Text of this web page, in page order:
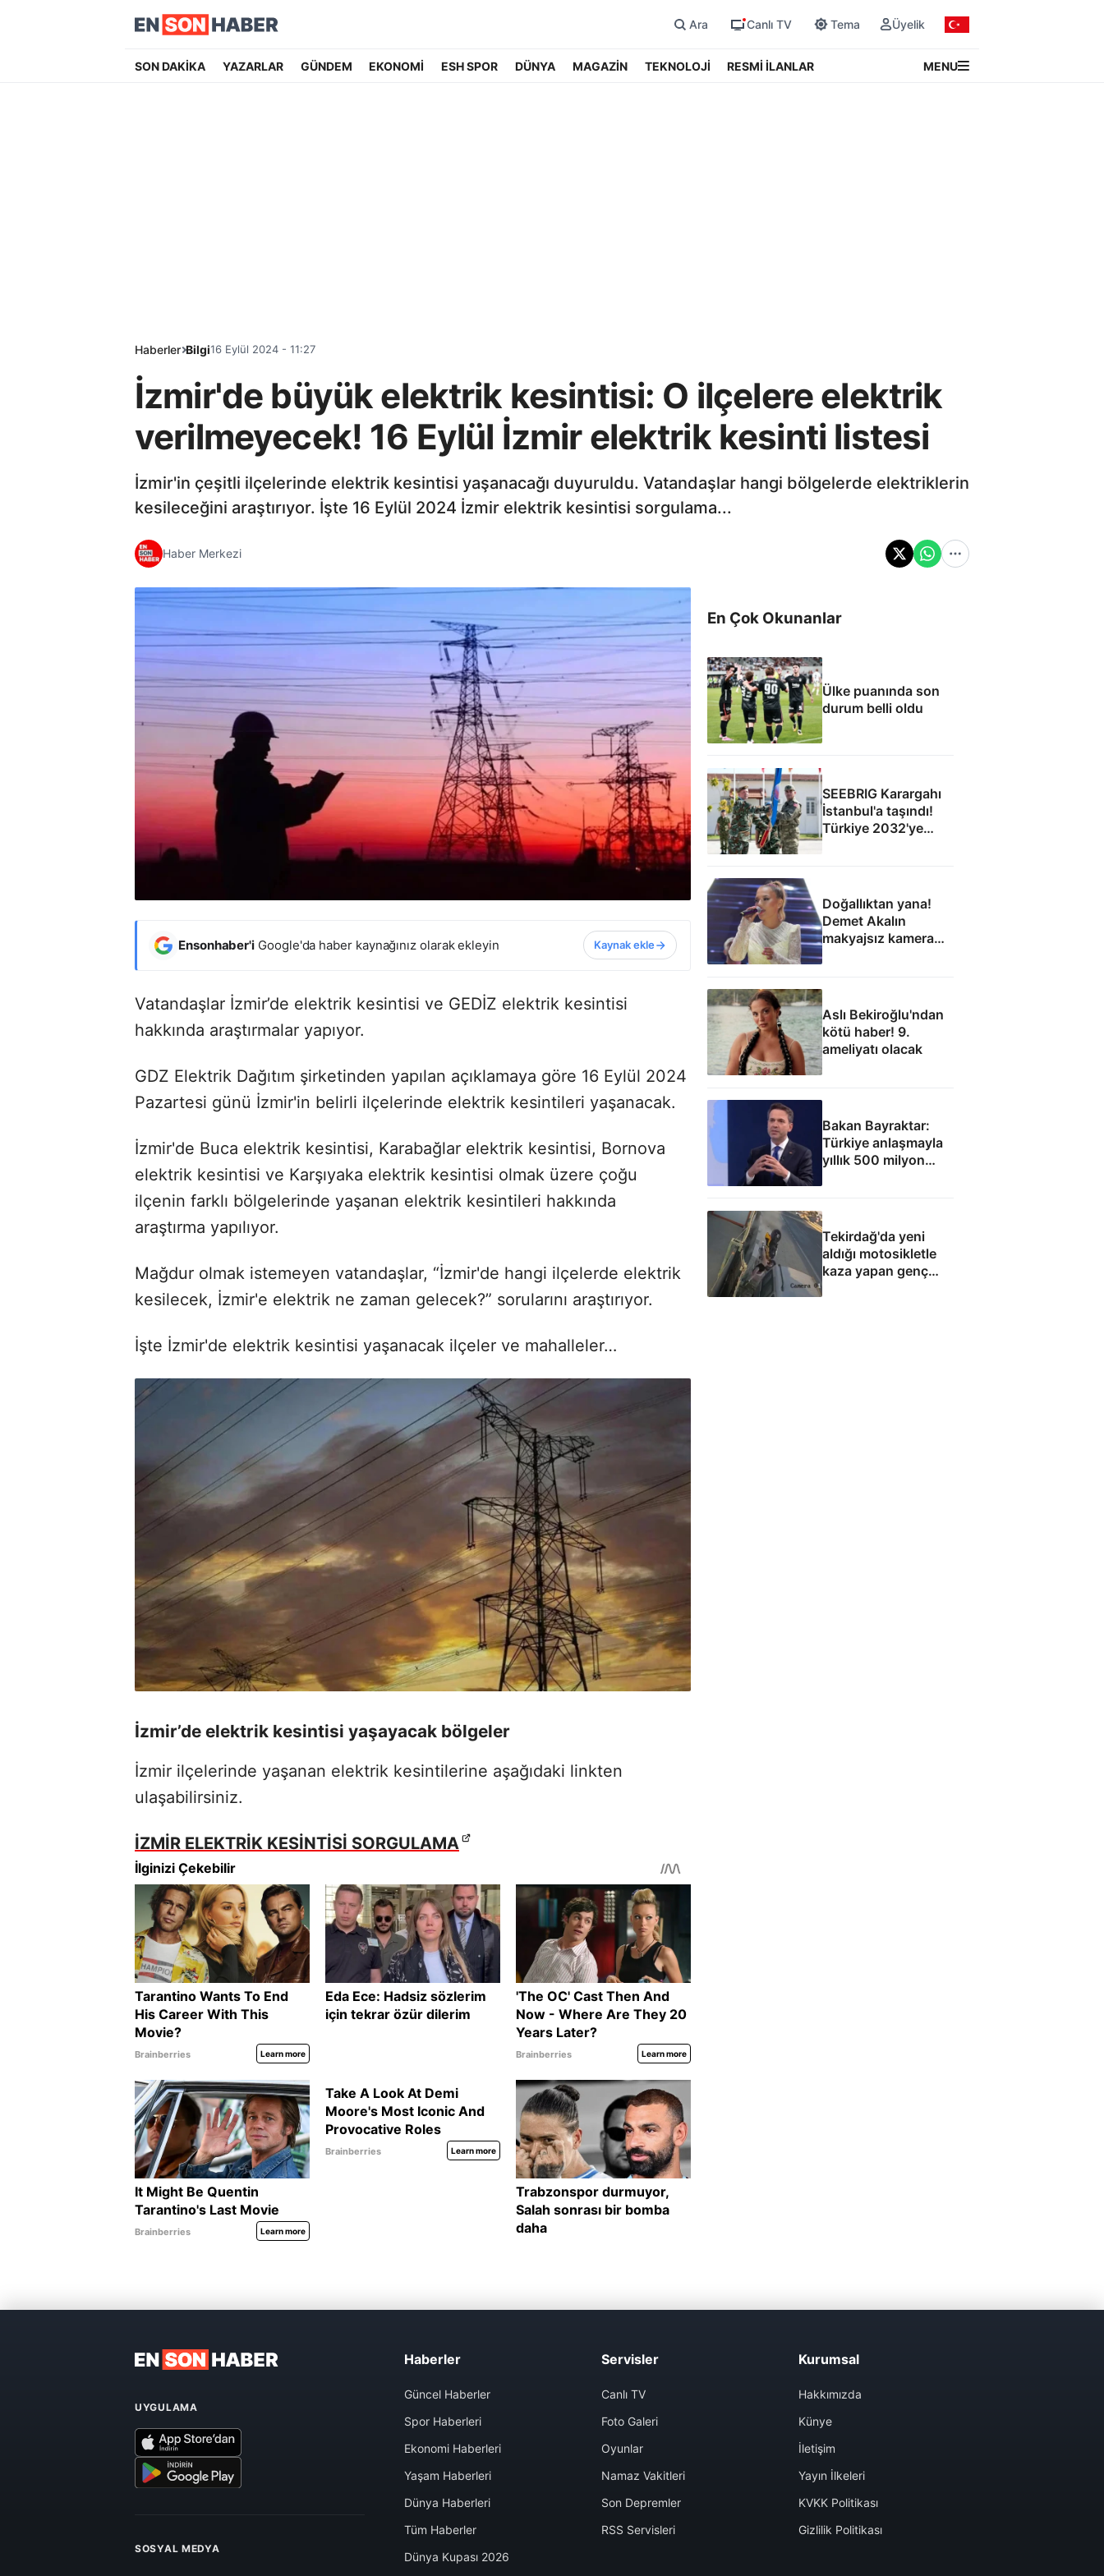
Ara Canlı TV Tema Üyelik
SON DAKİKA YAZARLAR GÜNDEM EKONOMİ ESH SPOR DÜNYA MAGAZİN TEKNOLOJİ RESMİ İLANLAR MENU
Haberler Bilgi16 Eylül 2024 - 11:27
İzmir'de büyük elektrik kesintisi: O ilçelere elektrik
verilmeyecek! 16 Eylül İzmir elektrik kesinti listesi
İzmir'in çeşitli ilçelerinde elektrik kesintisi yaşanacağı duyuruldu. Vatandaşlar hangi bölgelerde elektriklerin
kesileceğini araştırıyor. İşte 16 Eylül 2024 İzmir elektrik kesintisi sorgulama...
Haber Merkezi
Ensonhaber'i Google'da haber kaynağınız olarak ekleyin Kaynak ekle
Vatandaşlar İzmir’de elektrik kesintisi ve GEDİZ elektrik kesintisi
hakkında araştırmalar yapıyor.
GDZ Elektrik Dağıtım şirketinden yapılan açıklamaya göre 16 Eylül 2024
Pazartesi günü İzmir'in belirli ilçelerinde elektrik kesintileri yaşanacak.
İzmir'de Buca elektrik kesintisi, Karabağlar elektrik kesintisi, Bornova
elektrik kesintisi ve Karşıyaka elektrik kesintisi olmak üzere çoğu
ilçenin farklı bölgelerinde yaşanan elektrik kesintileri hakkında
araştırma yapılıyor.
Mağdur olmak istemeyen vatandaşlar, “İzmir'de hangi ilçelerde elektrik
kesilecek, İzmir'e elektrik ne zaman gelecek?” sorularını araştırıyor.
İşte İzmir'de elektrik kesintisi yaşanacak ilçeler ve mahalleler…
İzmir’de elektrik kesintisi yaşayacak bölgeler
İzmir ilçelerinde yaşanan elektrik kesintilerine aşağıdaki linkten
ulaşabilirsiniz.
İZMİR ELEKTRİK KESİNTİSİ SORGULAMA
En Çok Okunanlar
Ülke puanında son
durum belli oldu
SEEBRIG Karargahı
İstanbul'a taşındı!
Türkiye 2032'ye
kadar ev sahibi
Doğallıktan yana!
Demet Akalın
makyajsız kamera
karşısına geçti
Aslı Bekiroğlu'ndan
kötü haber! 9.
ameliyatı olacak
Bakan Bayraktar:
Türkiye anlaşmayla
yıllık 500 milyon
Tekirdağ'da yeni
aldığı motosikletle
kaza yapan genç
can verdi
UYGULAMA
SOSYAL MEDYA
Haberler
Güncel Haberler
Spor Haberleri
Ekonomi Haberleri
Yaşam Haberleri
Dünya Haberleri
Tüm Haberler
Dünya Kupası 2026
Servisler
Canlı TV
Foto Galeri
Oyunlar
Namaz Vakitleri
Son Depremler
RSS Servisleri
Kurumsal
Hakkımızda
Künye
İletişim
Yayın İlkeleri
KVKK Politikası
Gizlilik Politikası